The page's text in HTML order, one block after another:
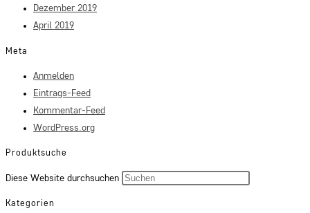
Dezember 2019
April 2019
Meta
Anmelden
Eintrags-Feed
Kommentar-Feed
WordPress.org
Produktsuche
Diese Website durchsuchen
Kategorien